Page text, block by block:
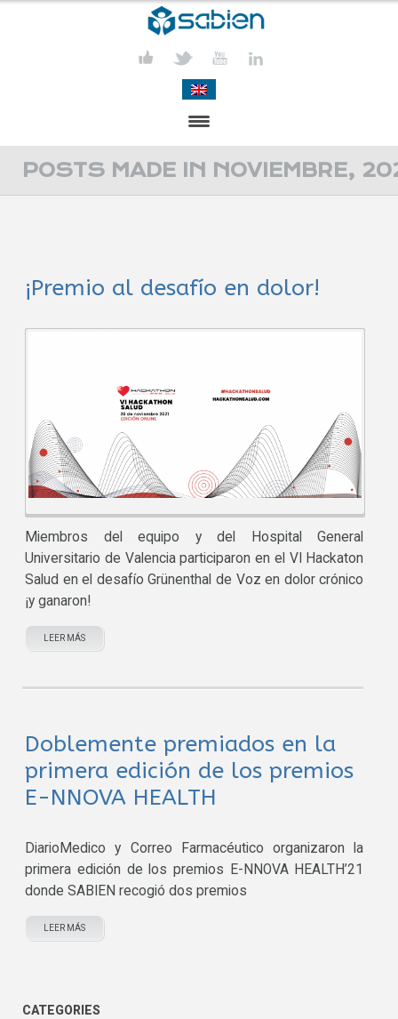
PRESENTACIÓN
ACTIVIDADES
COMUNICACIÓN
POSTS MADE IN NOVIEMBRE,
¡Premio al desafío en dolor!
Miembros del equipo y del Hospital General
Universitario de Valencia participaron en el VI Hackaton
Salud en el desafío Grünenthal de Voz en dolor crónico
¡y ganaron!
LEER MÁS
Doblemente premiados en la
primera edición de los premios
E-NNOVA HEALTH
DiarioMedico y Correo Farmacéutico organizaron la
primera edición de los premios E-NNOVA HEALTH’21
donde SABIEN recogió dos premios
LEER MÁS
CATEGORIES